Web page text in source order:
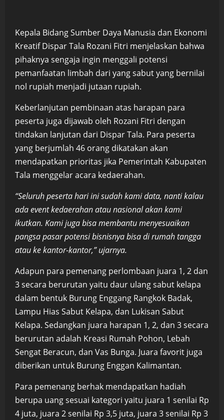
Kepala Bidang Sumber Daya Manusia dan Ekonomi
Kreatif Dispar Tala Rozani Fitri menjelaskan bahwa
pihaknya sengaja ingin menggali potensi
pemanfaatan limbah dari yang sabut yang bernilai
nol rupiah menjadi jutaan rupiah.
Keberlanjutan pembinaan atas harapan para
peserta juga dijawab oleh Rozani Fitri dengan
tindakan lanjutan dari Dispar Tala. Para peserta
yang berjumlah 46 orang dikatakan akan
mendapatkan prioritas jika Pemerintah Kabupaten
Tala menggelar acara kedaerahan.
“Seluruh peserta hari ini sudah kami data, nanti kalau
ada event kedaerahan atau nasional akan kami
ikutkan. Kami juga bisa membantu menyesuaikan
pangsa pasar potensi bisnisnya bisa di rumah tangga
atau ke kantor-kantor,” ujarnya.
Adapun para pemenang perlombaan juara 1, 2 dan
3 secara berurutan yaitu daur ulang sabut kelapa
dalam bentuk Burung Enggang Rangkok Badak,
Lampu Hias Sabut Kelapa, dan Lukisan Sabut
Kelapa. Sedangkan juara harapan 1, 2, dan 3 secara
berurutan adalah Kreasi Rumah Pohon, Lebah
Sengat Beracun, dan Vas Bunga. Juara favorit juga
diberikan untuk Burung Enggan Kalimantan.
Para pemenang berhak mendapatkan hadiah
berupa uang sesuai kategori yaitu juara 1 senilai Rp
4 juta, juara 2 senilai Rp 3,5 juta, juara 3 senilai Rp 3